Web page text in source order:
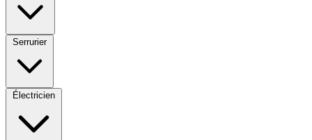
Serrurier
Électricien